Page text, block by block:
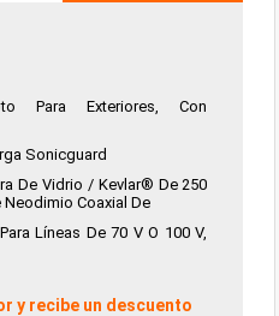
Para Exteriores, Con
Sonicguard
De Vidrio / Kevlar® De 250
Neodimio Coaxial De
Líneas De 70 V O 100 V,
y recibe un descuento